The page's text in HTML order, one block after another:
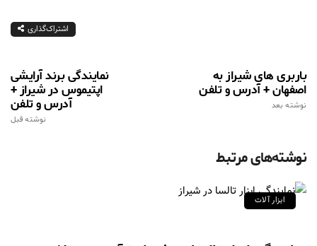
اشتراک‌گذاری
نمایندگی برند آرایشی
اپتیموس در شیراز +
آدرس و تلفن
نوشته قبل
باربری های شیراز به
اصفهان + آدرس و تلفن
نوشته بعد
نوشته‌های مرتبط
ابزار آلات